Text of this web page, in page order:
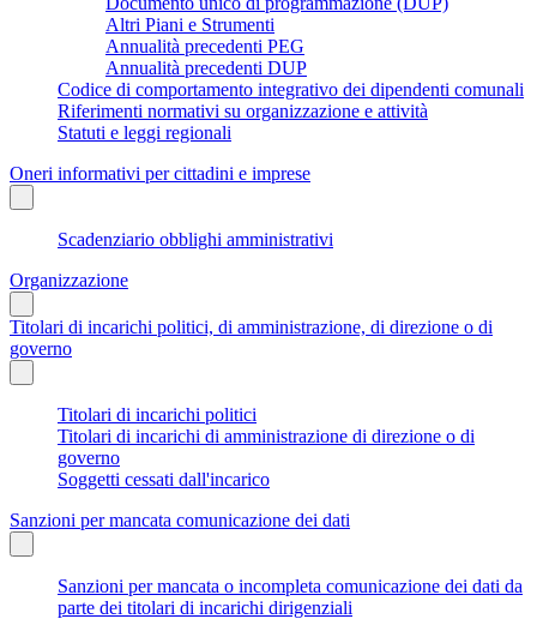
Altri Piani e Strumenti
Annualità precedenti PEG
Annualità precedenti DUP
Codice di comportamento integrativo dei dipendenti comunali
Riferimenti normativi su organizzazione e attività
Statuti e leggi regionali
Oneri informativi per cittadini e imprese
Scadenziario obblighi amministrativi
Organizzazione
Titolari di incarichi politici, di amministrazione, di direzione o di
governo
Titolari di incarichi politici
Titolari di incarichi di amministrazione di direzione o di
governo
Soggetti cessati dall'incarico
Sanzioni per mancata comunicazione dei dati
Sanzioni per mancata o incompleta comunicazione dei dati da
parte dei titolari di incarichi dirigenziali